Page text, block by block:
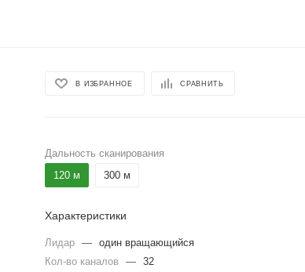
В ИЗБРАННОЕ СРАВНИТЬ
Дальность сканирования
120 м
300 м
Характеристики
Лидар —
один вращающийся
Кол-во каналов
—
32